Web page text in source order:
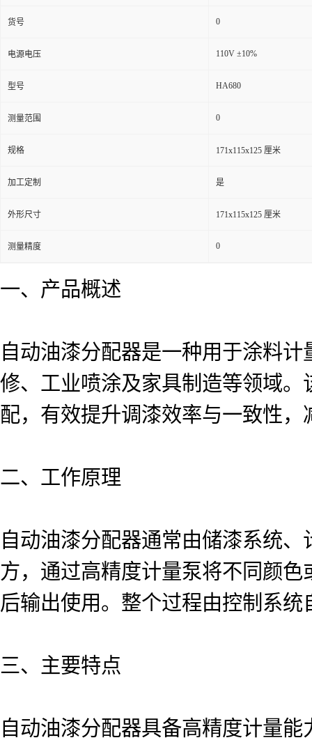
货号 0
电源电压 110V ±10%
型号 HA680
测量范围 0
规格 171x115x125 厘米
加工定制 是
外形尺寸 171x115x125 厘米
测量精度 0
一、产品概述
自动油漆分配器是一种用于涂料
修、工业喷涂及家具制造等领域
配，有效提升调漆效率与一致性，
二、工作原理
自动油漆分配器通常由储漆系统
方，通过高精度计量泵将不同颜
后输出使用。整个过程由控制系
三、主要特点
自动油漆分配器具备高精度计量